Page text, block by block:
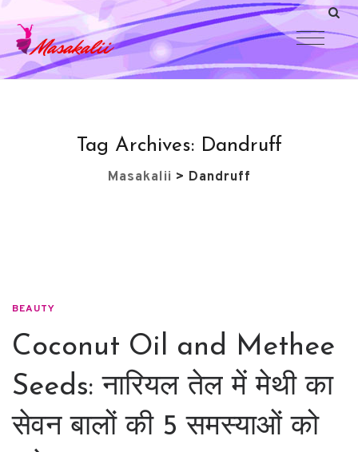
Tag Archives: Dandruff
Masakalii > Dandruff
BEAUTY
Coconut Oil and Methee
Seeds: नारियल तेल में मेथी का
सेवन बालों की 5 समस्याओं को